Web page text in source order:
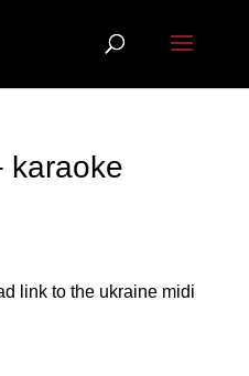
karaoke
link to the ukraine midi